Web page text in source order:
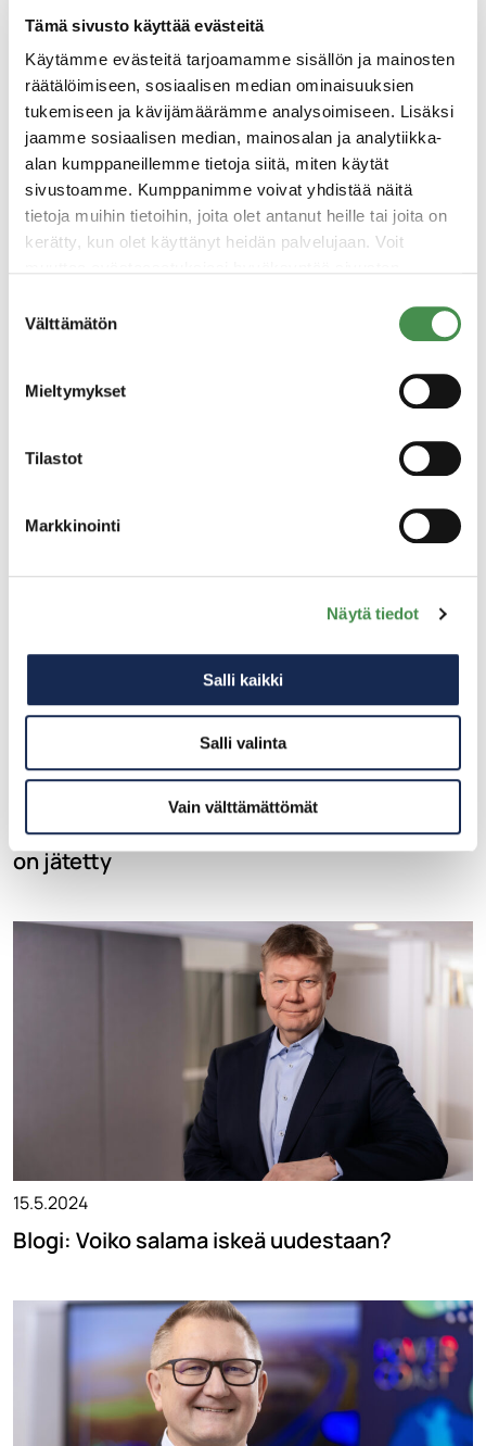
Tämä sivusto käyttää evästeitä
Käytämme evästeitä tarjoamamme sisällön ja mainosten
räätälöimiseen, sosiaalisen median ominaisuuksien
tukemiseen ja kävijämäärämme analysoimiseen. Lisäksi
jaamme sosiaalisen median, mainosalan ja analytiikka-
alan kumppaneillemme tietoja siitä, miten käytät
sivustoamme. Kumppanimme voivat yhdistää näitä
tietoja muihin tietoihin, joita olet antanut heille tai joita on
kerätty, kun olet käyttänyt heidän palvelujaan. Voit
valinta
Välttämätön
Mieltymykset
Tilastot
Markkinointi
Näytä tiedot
Salli kaikki
Salli valinta
Vain välttämättömät
Keltakallion akkumateriaalitehtaalle
23.9.2024
biografiittia valmistava esituotantolaitos
16.5.2024
Kotkan CAM-tehtaan ympäristölupahakemus
on jätetty
15.5.2024
Blogi: Voiko salama iskeä uudestaan?